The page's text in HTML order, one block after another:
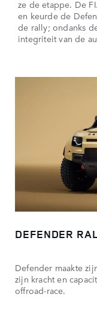
ze de etappe. De
en keurde de
de rally; ondanks
integriteit van de
DEFENDER
Defender maakte
zijn kracht en
offroad-race.